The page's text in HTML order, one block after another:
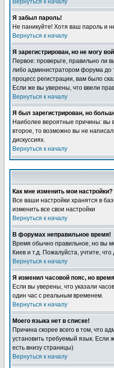
Вернуться к началу
Я забыл пароль!
Не паникуйте! Хотя ваш пароль и
Вернуться к началу
Я зарегистрирован, но не могу
Первое: проверьте, правильно ли
либо администратором форума до
процесс регистрации, вам было
Если же вы уверены, что ввели
Вернуться к началу
Я был зарегистрирован, но
Наиболее вероятные причины: вы
второе, то возможно вы не
дискуссиях.
Вернуться к началу
Как мне изменить мои настройки?
Все ваши настройки хранятся в
изменить все свои настройки
Вернуться к началу
В форумах неправильное время!
Время обычно правильное, но вы
Киев и т.д. Пожалуйста, учтите,
Вернуться к началу
Я изменил часовой пояс, но
Если вы уверены, что указали
один час с реальным временем.
Вернуться к началу
Моего языка нет в списке!
Причина скорее всего в том, что
установить требуемый язык. Если
есть внизу страницы)
Вернуться к началу